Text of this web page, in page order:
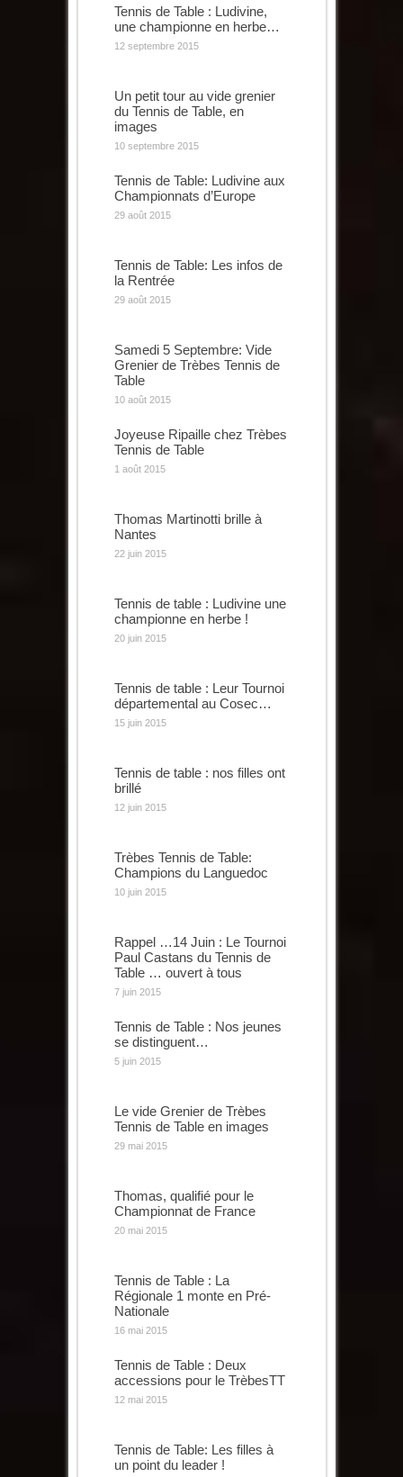
Tennis de Table : Ludivine,
une championne en herbe…
12 septembre 2015
Un petit tour au vide grenier
du Tennis de Table, en
images
10 septembre 2015
Tennis de Table: Ludivine aux
Championnats d’Europe
29 août 2015
Tennis de Table: Les infos de
la Rentrée
29 août 2015
Samedi 5 Septembre: Vide
Grenier de Trèbes Tennis de
Table
10 août 2015
Joyeuse Ripaille chez Trèbes
Tennis de Table
1 août 2015
Thomas Martinotti brille à
Nantes
22 juin 2015
Tennis de table : Ludivine une
championne en herbe !
20 juin 2015
Tennis de table : Leur Tournoi
départemental au Cosec…
15 juin 2015
Tennis de table : nos filles ont
brillé
12 juin 2015
Trèbes Tennis de Table:
Champions du Languedoc
10 juin 2015
Rappel …14 Juin : Le Tournoi
Paul Castans du Tennis de
Table … ouvert à tous
7 juin 2015
Tennis de Table : Nos jeunes
se distinguent…
5 juin 2015
Le vide Grenier de Trèbes
Tennis de Table en images
29 mai 2015
Thomas, qualifié pour le
Championnat de France
20 mai 2015
Tennis de Table : La
Régionale 1 monte en Pré-
Nationale
16 mai 2015
Tennis de Table : Deux
accessions pour le TrèbesTT
12 mai 2015
Tennis de Table: Les filles à
un point du leader !